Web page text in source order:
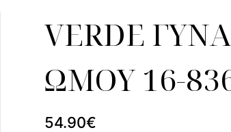
VERDE
ΩΜΟΥ 16-
54.90€